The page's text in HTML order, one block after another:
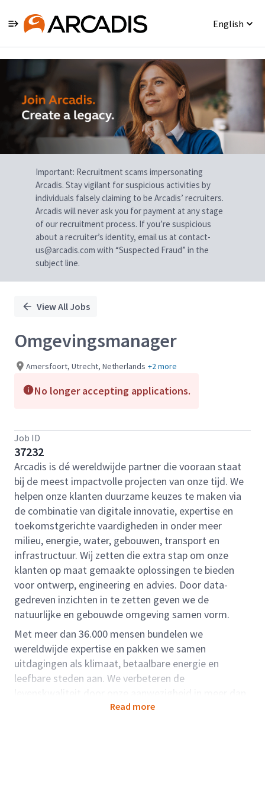
English
Single
Position
Important: Recruitment scams impersonating
Arcadis. Stay vigilant for suspicious activities by
individuals falsely claiming to be Arcadis’ recruiters.
Arcadis will never ask you for payment at any stage
of our recruitment process. If you’re suspicious
about a recruiter’s identity, email us at contact-
us@arcadis.com with “Suspected Fraud” in the
subject line.
View All Jobs
Omgevingsmanager
Amersfoort, Utrecht, Netherlands +2 more
No longer accepting applications.
Job ID
37232
Arcadis is dé wereldwijde partner die vooraan staat
bij de meest impactvolle projecten van onze tijd. We
helpen onze klanten duurzame keuzes te maken via
de combinatie van digitale innovatie, expertise en
toekomstgerichte vaardigheden in onder meer
milieu, energie, water, gebouwen, transport en
infrastructuur. Wij zetten die extra stap om onze
klanten op maat gemaakte oplossingen te bieden
voor ontwerp, engineering en advies. Door data-
gedreven inzichten in te zetten geven we de
natuurlijke en gebouwde omgeving samen vorm.
Met meer dan 36.000 mensen bundelen we
wereldwijde expertise en pakken we samen
uitdagingen als klimaat, betaalbare energie en
leefbare steden aan. We verbeteren de
levenskwaliteit door onze aanwezigheid in meer dan
Read more